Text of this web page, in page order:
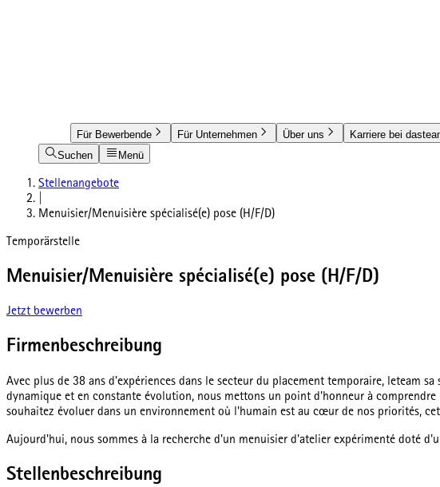
Für Bewerbende Für Unternehmen Über uns
Karriere bei
Suchen
Menü
Stellenangebote
Menuisier/Menuisière spécialisé(e) pose (H/F/D)
Temporärstelle
Menuisier/Menuisière spécialisé(e) pose (H/F/D)
Jetzt bewerben
Firmenbeschreibung
Avec plus de 38 ans d'expériences dans le secteur du placement temporaire, leteam
dynamique et en constante évolution, nous mettons un point d'honneur à
souhaitez évoluer dans un environnement où l'humain est au cœur de nos priorités,
Aujourd'hui, nous sommes à la recherche d'un menuisier d'atelier expérimenté doté
Stellenbeschreibung